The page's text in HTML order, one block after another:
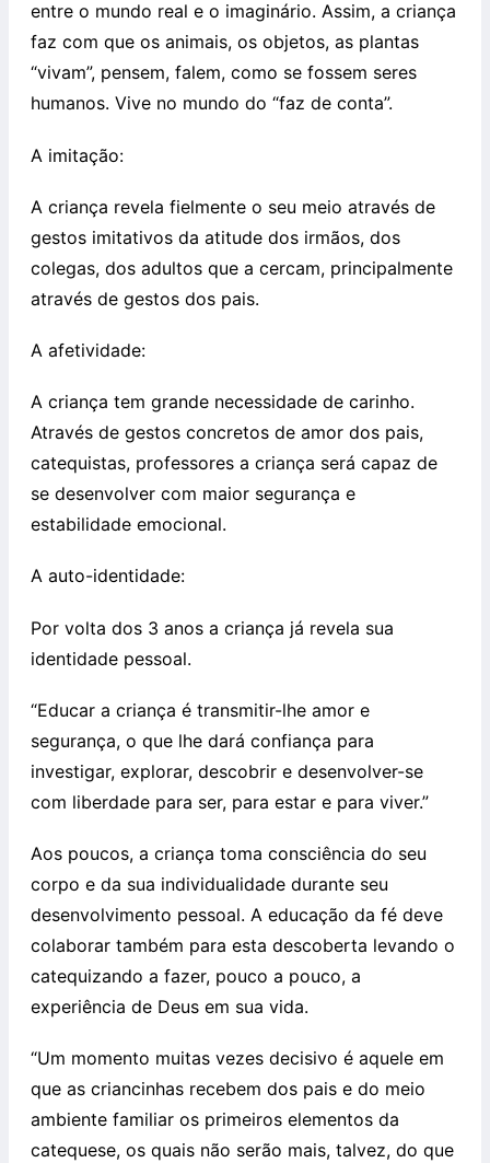
entre o mundo real e o imaginário. Assim, a criança
faz com que os animais, os objetos, as plantas
“vivam”, pensem, falem, como se fossem seres
humanos. Vive no mundo do “faz de conta”.
A imitação:
A criança revela fielmente o seu meio através de
gestos imitativos da atitude dos irmãos, dos
colegas, dos adultos que a cercam, principalmente
através de gestos dos pais.
A afetividade:
A criança tem grande necessidade de carinho.
Através de gestos concretos de amor dos pais,
catequistas, professores a criança será capaz de
se desenvolver com maior segurança e
estabilidade emocional.
A auto-identidade:
Por volta dos 3 anos a criança já revela sua
identidade pessoal.
“Educar a criança é transmitir-lhe amor e
segurança, o que lhe dará confiança para
investigar, explorar, descobrir e desenvolver-se
com liberdade para ser, para estar e para viver.”
Aos poucos, a criança toma consciência do seu
corpo e da sua individualidade durante seu
desenvolvimento pessoal. A educação da fé deve
colaborar também para esta descoberta levando o
catequizando a fazer, pouco a pouco, a
experiência de Deus em sua vida.
“Um momento muitas vezes decisivo é aquele em
que as criancinhas recebem dos pais e do meio
ambiente familiar os primeiros elementos da
catequese, os quais não serão mais, talvez, do que